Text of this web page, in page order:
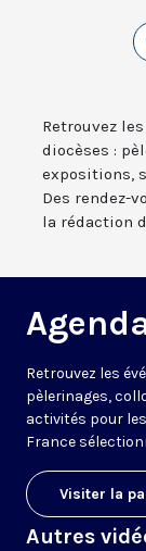
Retrouvez
diocèses :
expositions,
Des rendez-
la rédaction
Retrouvez les
pèlerinages,
activités pour
France
Visiter la
Autres